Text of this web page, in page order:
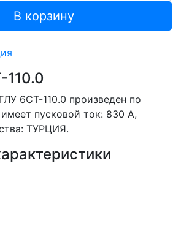
В корзину
6СТ-110.0 произведен по
пусковой ток: 830 A,
ТУРЦИЯ.